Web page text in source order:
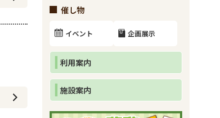
催し物
イベント 企画展示
利用案内
施設案内